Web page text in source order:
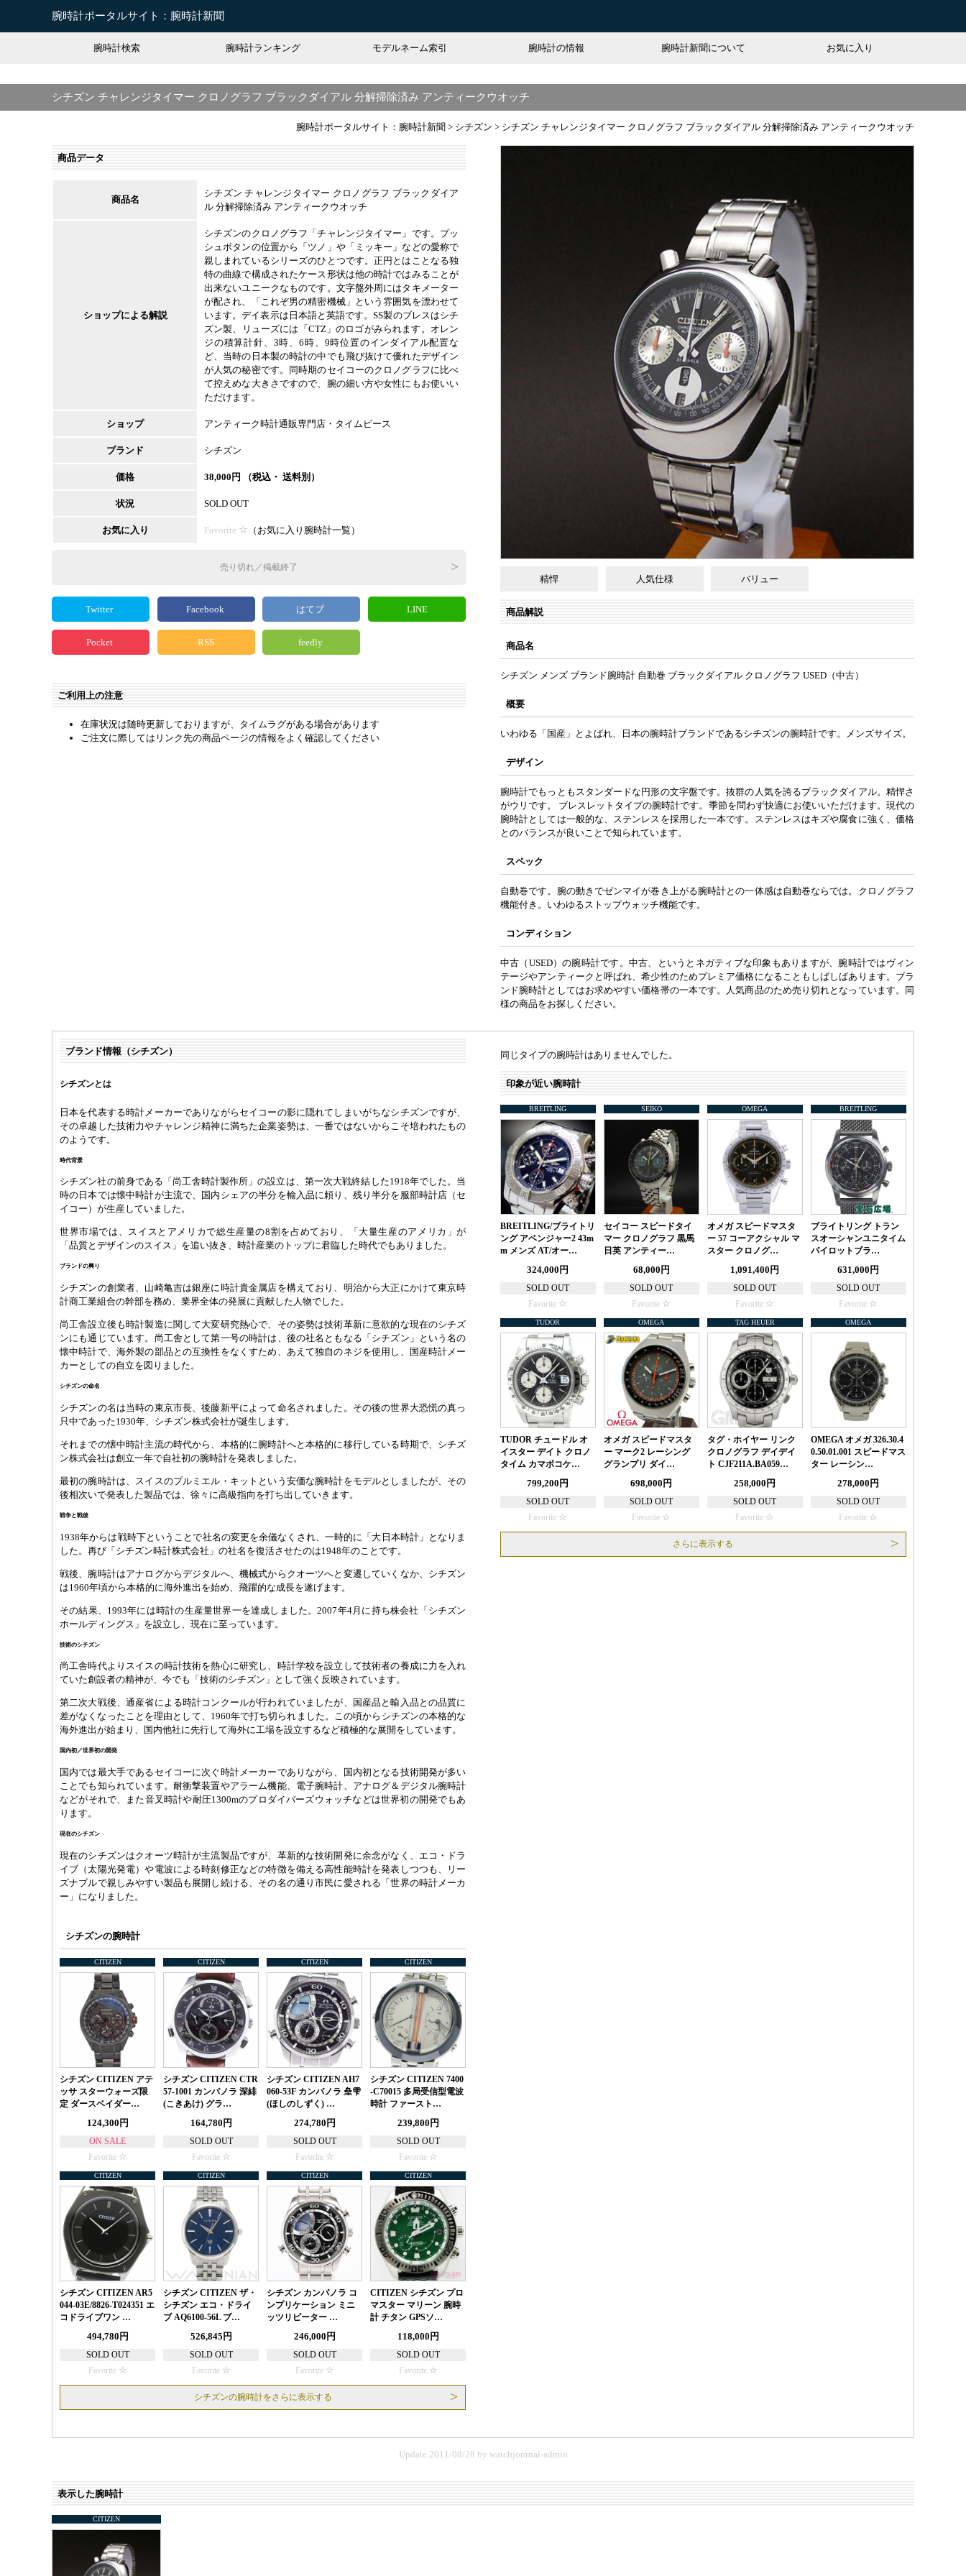
腕時計ポータルサイト：腕時計新聞
腕時計検索 腕時計ランキング モデルネーム索引 腕時計の情報 腕時計新聞について お気に入り
シチズン チャレンジタイマー クロノグラフ ブラックダイアル 分解掃除済み アンティークウオッチ
腕時計ポータルサイト：腕時計新聞 > シチズン > シチズン チャレンジタイマー クロノグラフ ブラックダイアル 分解掃除済み アンティークウオッチ
精悍 人気仕様 バリュー
商品解説
商品名
シチズン メンズ ブランド腕時計 自動巻 ブラックダイアル クロノグラフ USED（中古）
概要
いわゆる「国産」とよばれ、日本の腕時計ブランドであるシチズンの腕時計です。メンズサイズ。
デザイン
腕時計でもっともスタンダードな円形の文字盤です。抜群の人気を誇るブラックダイアル。精悍さ
がウリです。 ブレスレットタイプの腕時計です。季節を問わず快適にお使いいただけます。現代の
腕時計としては一般的な、ステンレスを採用した一本です。ステンレスはキズや腐食に強く、価格
とのバランスが良いことで知られています。
スペック
自動巻です。腕の動きでゼンマイが巻き上がる腕時計との一体感は自動巻ならでは。クロノグラフ
機能付き。いわゆるストップウォッチ機能です。
コンディション
中古（USED）の腕時計です。中古、というとネガティブな印象もありますが、腕時計ではヴィン
テージやアンティークと呼ばれ、希少性のためプレミア価格になることもしばしばあります。ブラ
ンド腕時計としてはお求めやすい価格帯の一本です。人気商品のため売り切れとなっています。同
様の商品をお探しください。
商品データ
商品名
シチズン チャレンジタイマー クロノグラフ ブラックダイア
ル 分解掃除済み アンティークウオッチ
ショップによる解説
シチズンのクロノグラフ「チャレンジタイマー」です。プッ
シュボタンの位置から「ツノ」や「ミッキー」などの愛称で
親しまれているシリーズのひとつです。正円とはことなる独
特の曲線で構成されたケース形状は他の時計ではみることが
出来ないユニークなものです。文字盤外周にはタキメーター
が配され、「これぞ男の精密機械」という雰囲気を漂わせて
います。デイ表示は日本語と英語です。SS製のブレスはシチ
ズン製、リューズには「CTZ」のロゴがみられます。オレン
ジの積算計針、3時、6時、9時位置のインダイアル配置な
ど、当時の日本製の時計の中でも飛び抜けて優れたデザイン
が人気の秘密です。同時期のセイコーのクロノグラフに比べ
て控えめな大きさですので、腕の細い方や女性にもお使いい
ただけます。
ショップ アンティーク時計通販専門店・タイムピース
ブランド シチズン
価格 38,000 円 （税込・ 送料別）
状況 SOLD OUT
お気に入り Favorite （ お気に入り腕時計一覧 ）
売り切れ／掲載終了
Twitter Facebook はてブ LINE
Pocket RSS feedly
ご利用上の注意
在庫状況は随時更新しておりますが、タイムラグがある場合があります
ご注文に際してはリンク先の商品ページの情報をよく確認してください
ブランド情報（シチズン）
シチズンとは
日本を代表する時計メーカーでありながらセイコーの影に隠れてしまいがちなシチズンですが、
その卓越した技術力やチャレンジ精神に満ちた企業姿勢は、一番ではないからこそ培われたもの
のようです。
時代背景
シチズン社の前身である「尚工舎時計製作所」の設立は、第一次大戦終結した1918年でした。当
時の日本では懐中時計が主流で、国内シェアの半分を輸入品に頼り、残り半分を服部時計店（セ
イコー）が生産していました。
世界市場では、スイスとアメリカで総生産量の8割を占めており、「大量生産のアメリカ」が
「品質とデザインのスイス」を追い抜き、時計産業のトップに君臨した時代でもありました。
ブランドの興り
シチズンの創業者、山崎亀吉は銀座に時計貴金属店を構えており、明治から大正にかけて東京時
計商工業組合の幹部を務め、業界全体の発展に貢献した人物でした。
尚工舎設立後も時計製造に関して大変研究熱心で、その姿勢は技術革新に意欲的な現在のシチズ
ンにも通じています。尚工舎として第一号の時計は、後の社名ともなる「シチズン」という名の
懐中時計で、海外製の部品との互換性をなくすため、あえて独自のネジを使用し、国産時計メー
カーとしての自立を図りました。
シチズンの命名
シチズンの名は当時の東京市長、後藤新平によって命名されました。その後の世界大恐慌の真っ
只中であった1930年、シチズン株式会社が誕生します。
それまでの懐中時計主流の時代から、本格的に腕時計へと本格的に移行している時期で、シチズ
ン株式会社は創立一年で自社初の腕時計を発表しました。
最初の腕時計は、スイスのプルミエル・キットという安価な腕時計をモデルとしましたが、その
後相次いで発表した製品では、徐々に高級指向を打ち出していきます。
戦争と戦後
1938年からは戦時下ということで社名の変更を余儀なくされ、一時的に「大日本時計」となりま
した。再び「シチズン時計株式会社」の社名を復活させたのは1948年のことです。
戦後、腕時計はアナログからデジタルへ、機械式からクオーツへと変遷していくなか、シチズン
は1960年頃から本格的に海外進出を始め、飛躍的な成長を遂げます。
その結果、1993年には時計の生産量世界一を達成しました。2007年4月に持ち株会社「シチズン
ホールディングス」を設立し、現在に至っています。
技術のシチズン
尚工舎時代よりスイスの時計技術を熱心に研究し、時計学校を設立して技術者の養成に力を入れ
ていた創設者の精神が、今でも「技術のシチズン」として強く反映されています。
第二次大戦後、通産省による時計コンクールが行われていましたが、国産品と輸入品との品質に
差がなくなったことを理由として、1960年で打ち切られました。この頃からシチズンの本格的な
海外進出が始まり、国内他社に先行して海外に工場を設立するなど積極的な展開をしています。
国内初／世界初の開発
国内では最大手であるセイコーに次ぐ時計メーカーでありながら、国内初となる技術開発が多い
ことでも知られています。耐衝撃装置やアラーム機能、電子腕時計、アナログ＆デジタル腕時計
などがそれで、また音叉時計や耐圧1300mのプロダイバーズウォッチなどは世界初の開発でもあ
ります。
現在のシチズン
現在のシチズンはクオーツ時計が主流製品ですが、革新的な技術開発に余念がなく、エコ・ドラ
イブ（太陽光発電）や電波による時刻修正などの特徴を備える高性能時計を発表しつつも、リー
ズナブルで親しみやすい製品も展開し続ける、その名の通り市民に愛される「世界の時計メーカ
ー」になりました。
シチズンの腕時計
CITIZEN
シチズン CITIZEN アテ
ッサ スターウォーズ限
定 ダースベイダー…
124,300円
ON SALE
Favorite
CITIZEN
シチズン CITIZEN CTR
57-1001 カンパノラ 深緋
(こきあけ) グラ…
164,780円
SOLD OUT
Favorite
CITIZEN
シチズン CITIZEN AH7
060-53F カンパノラ 皨雫
(ほしのしずく) …
274,780円
SOLD OUT
Favorite
CITIZEN
シチズン CITIZEN 7400
-C70015 多局受信型電波
時計 ファースト…
239,800円
SOLD OUT
Favorite
CITIZEN
シチズン CITIZEN AR5
044-03E/8826-T024351 エ
コドライブワン …
494,780円
SOLD OUT
Favorite
CITIZEN
シチズン CITIZEN ザ・
シチズン エコ・ドライ
ブ AQ6100-56L ブ…
526,845円
SOLD OUT
Favorite
CITIZEN
シチズン カンパノラ コ
ンプリケーション ミニ
ッツリピーター …
246,000円
SOLD OUT
Favorite
CITIZEN
CITIZEN シチズン プロ
マスター マリーン 腕時
計 チタン GPSソ…
118,000円
SOLD OUT
Favorite
シチズンの腕時計をさらに表示する
同じタイプの腕時計はありませんでした。
印象が近い腕時計
BREITLING
BREITLING/ブライトリ
ング アベンジャー2 43m
m メンズ AT/オー…
324,000円
SOLD OUT
Favorite
SEIKO
セイコー スピードタイ
マー クロノグラフ 黒馬
日英 アンティー…
68,000円
SOLD OUT
Favorite
OMEGA
オメガ スピードマスタ
ー 57 コーアクシャル マ
スター クロノグ…
1,091,400円
SOLD OUT
Favorite
BREITLING
ブライトリング トラン
スオーシャンユニタイム
パイロットブラ…
631,000円
SOLD OUT
Favorite
TUDOR
TUDOR チュードル オ
イスター デイト クロノ
タイム カマボコケ…
799,200円
SOLD OUT
Favorite
OMEGA
オメガ スピードマスタ
ー マーク2 レーシング
グランプリ ダイ…
698,000円
SOLD OUT
Favorite
TAG HEUER
タグ・ホイヤー リンク
クロノグラフ デイデイ
ト CJF211A.BA059…
258,000円
SOLD OUT
Favorite
OMEGA
OMEGA オメガ 326.30.4
0.50.01.001 スピードマス
ター レーシン…
278,000円
SOLD OUT
Favorite
さらに表示する
Update 2011/08/28 by watchjournal-admin
表示した腕時計
CITIZEN